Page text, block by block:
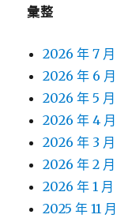
彙整
2026 年 7 月
2026 年 6 月
2026 年 5 月
2026 年 4 月
2026 年 3 月
2026 年 2 月
2026 年 1 月
2025 年 11 月